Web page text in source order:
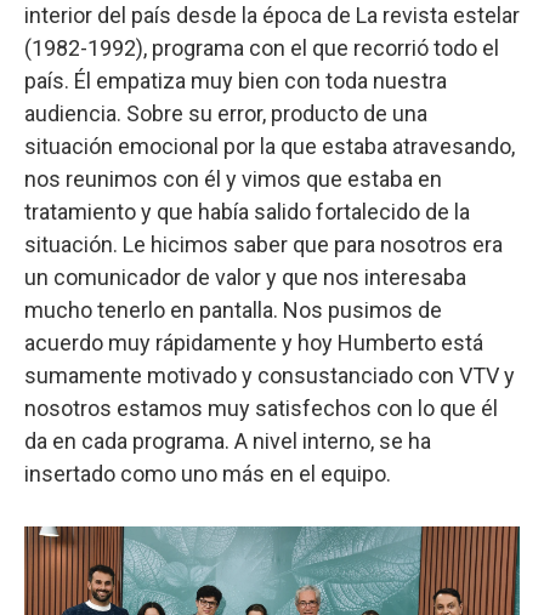
interior del país desde la época de La revista estelar
(1982-1992), programa con el que recorrió todo el
país. Él empatiza muy bien con toda nuestra
audiencia. Sobre su error, producto de una
situación emocional por la que estaba atravesando,
nos reunimos con él y vimos que estaba en
tratamiento y que había salido fortalecido de la
situación. Le hicimos saber que para nosotros era
un comunicador de valor y que nos interesaba
mucho tenerlo en pantalla. Nos pusimos de
acuerdo muy rápidamente y hoy Humberto está
sumamente motivado y consustanciado con VTV y
nosotros estamos muy satisfechos con lo que él
da en cada programa. A nivel interno, se ha
insertado como uno más en el equipo.